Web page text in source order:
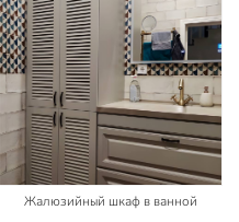
Жалюзийный шкаф в ванной